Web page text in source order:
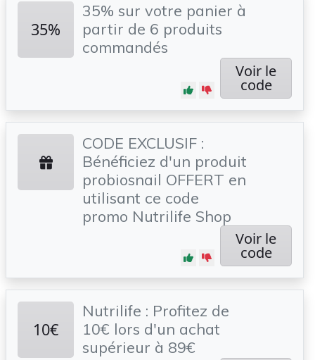
35%
35% sur votre panier à
partir de 6 produits
commandés
Voir le
code
CODE EXCLUSIF :
Bénéficiez d'un produit
probiosnail OFFERT en
utilisant ce code
promo Nutrilife Shop
Voir le
code
10€
Nutrilife : Profitez de
10€ lors d'un achat
supérieur à 89€